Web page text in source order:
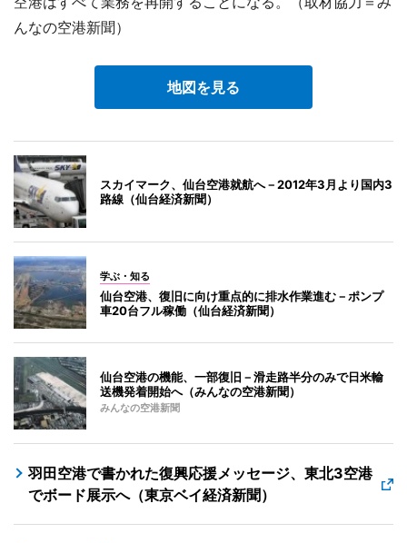
んなの空港新聞）
地図を見る
スカイマーク、仙台空港就航へ－2012年3月より国内3
路線（仙台経済新聞）
学ぶ・知る
仙台空港、復旧に向け重点的に排水作業進む－ポンプ
車20台フル稼働（仙台経済新聞）
仙台空港の機能、一部復旧－滑走路半分のみで日米輸
送機発着開始へ（みんなの空港新聞）
みんなの空港新聞
羽田空港で書かれた復興応援メッセージ、東北3空港
でボード展示へ（東京ベイ経済新聞）